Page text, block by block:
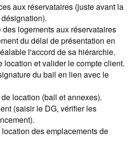
aux réservataires (juste avant la
logements aux réservataires
du délai de présentation en
l'accord de sa hiérarchie.
location et valider le compte client.
du bail en lien avec le
location (bail et annexes).
(saisir le DG, vérifier les
des emplacements de